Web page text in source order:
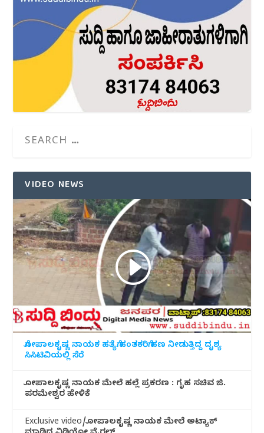
VIDEO NEWS
ಗೋಪಾಲಕೃಷ್ಣ ನಾಯಕ ಹತ್ಯೆಗೆ ಹಂತಕರಿಗೆ ಹಣ ನೀಡುತ್ತಿದ್ದ ದೃಶ್ಯ
ಸಿಸಿಟಿವಿಯಲ್ಲಿ ಸೆರೆ
ಗೋಪಾಲಕೃಷ್ಣ ನಾಯಕ ಮೇಲೆ ಹಲ್ಲೆ ಪ್ರಕರಣ : ಗೃಹ ಸಚಿವ ಜಿ.
ಪರಮೇಶ್ವರ ಹೇಳಿಕೆ
Exclusive video/ಗೋಪಾಲಕೃಷ್ಣ ನಾಯಕ ಮೇಲೆ ಅಟ್ಯಾಕ್